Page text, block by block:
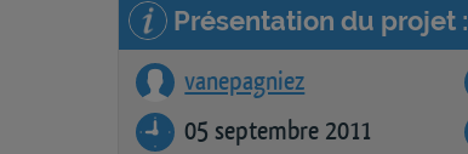
Présentation du projet :
vanepagniez
05 septembre 2011